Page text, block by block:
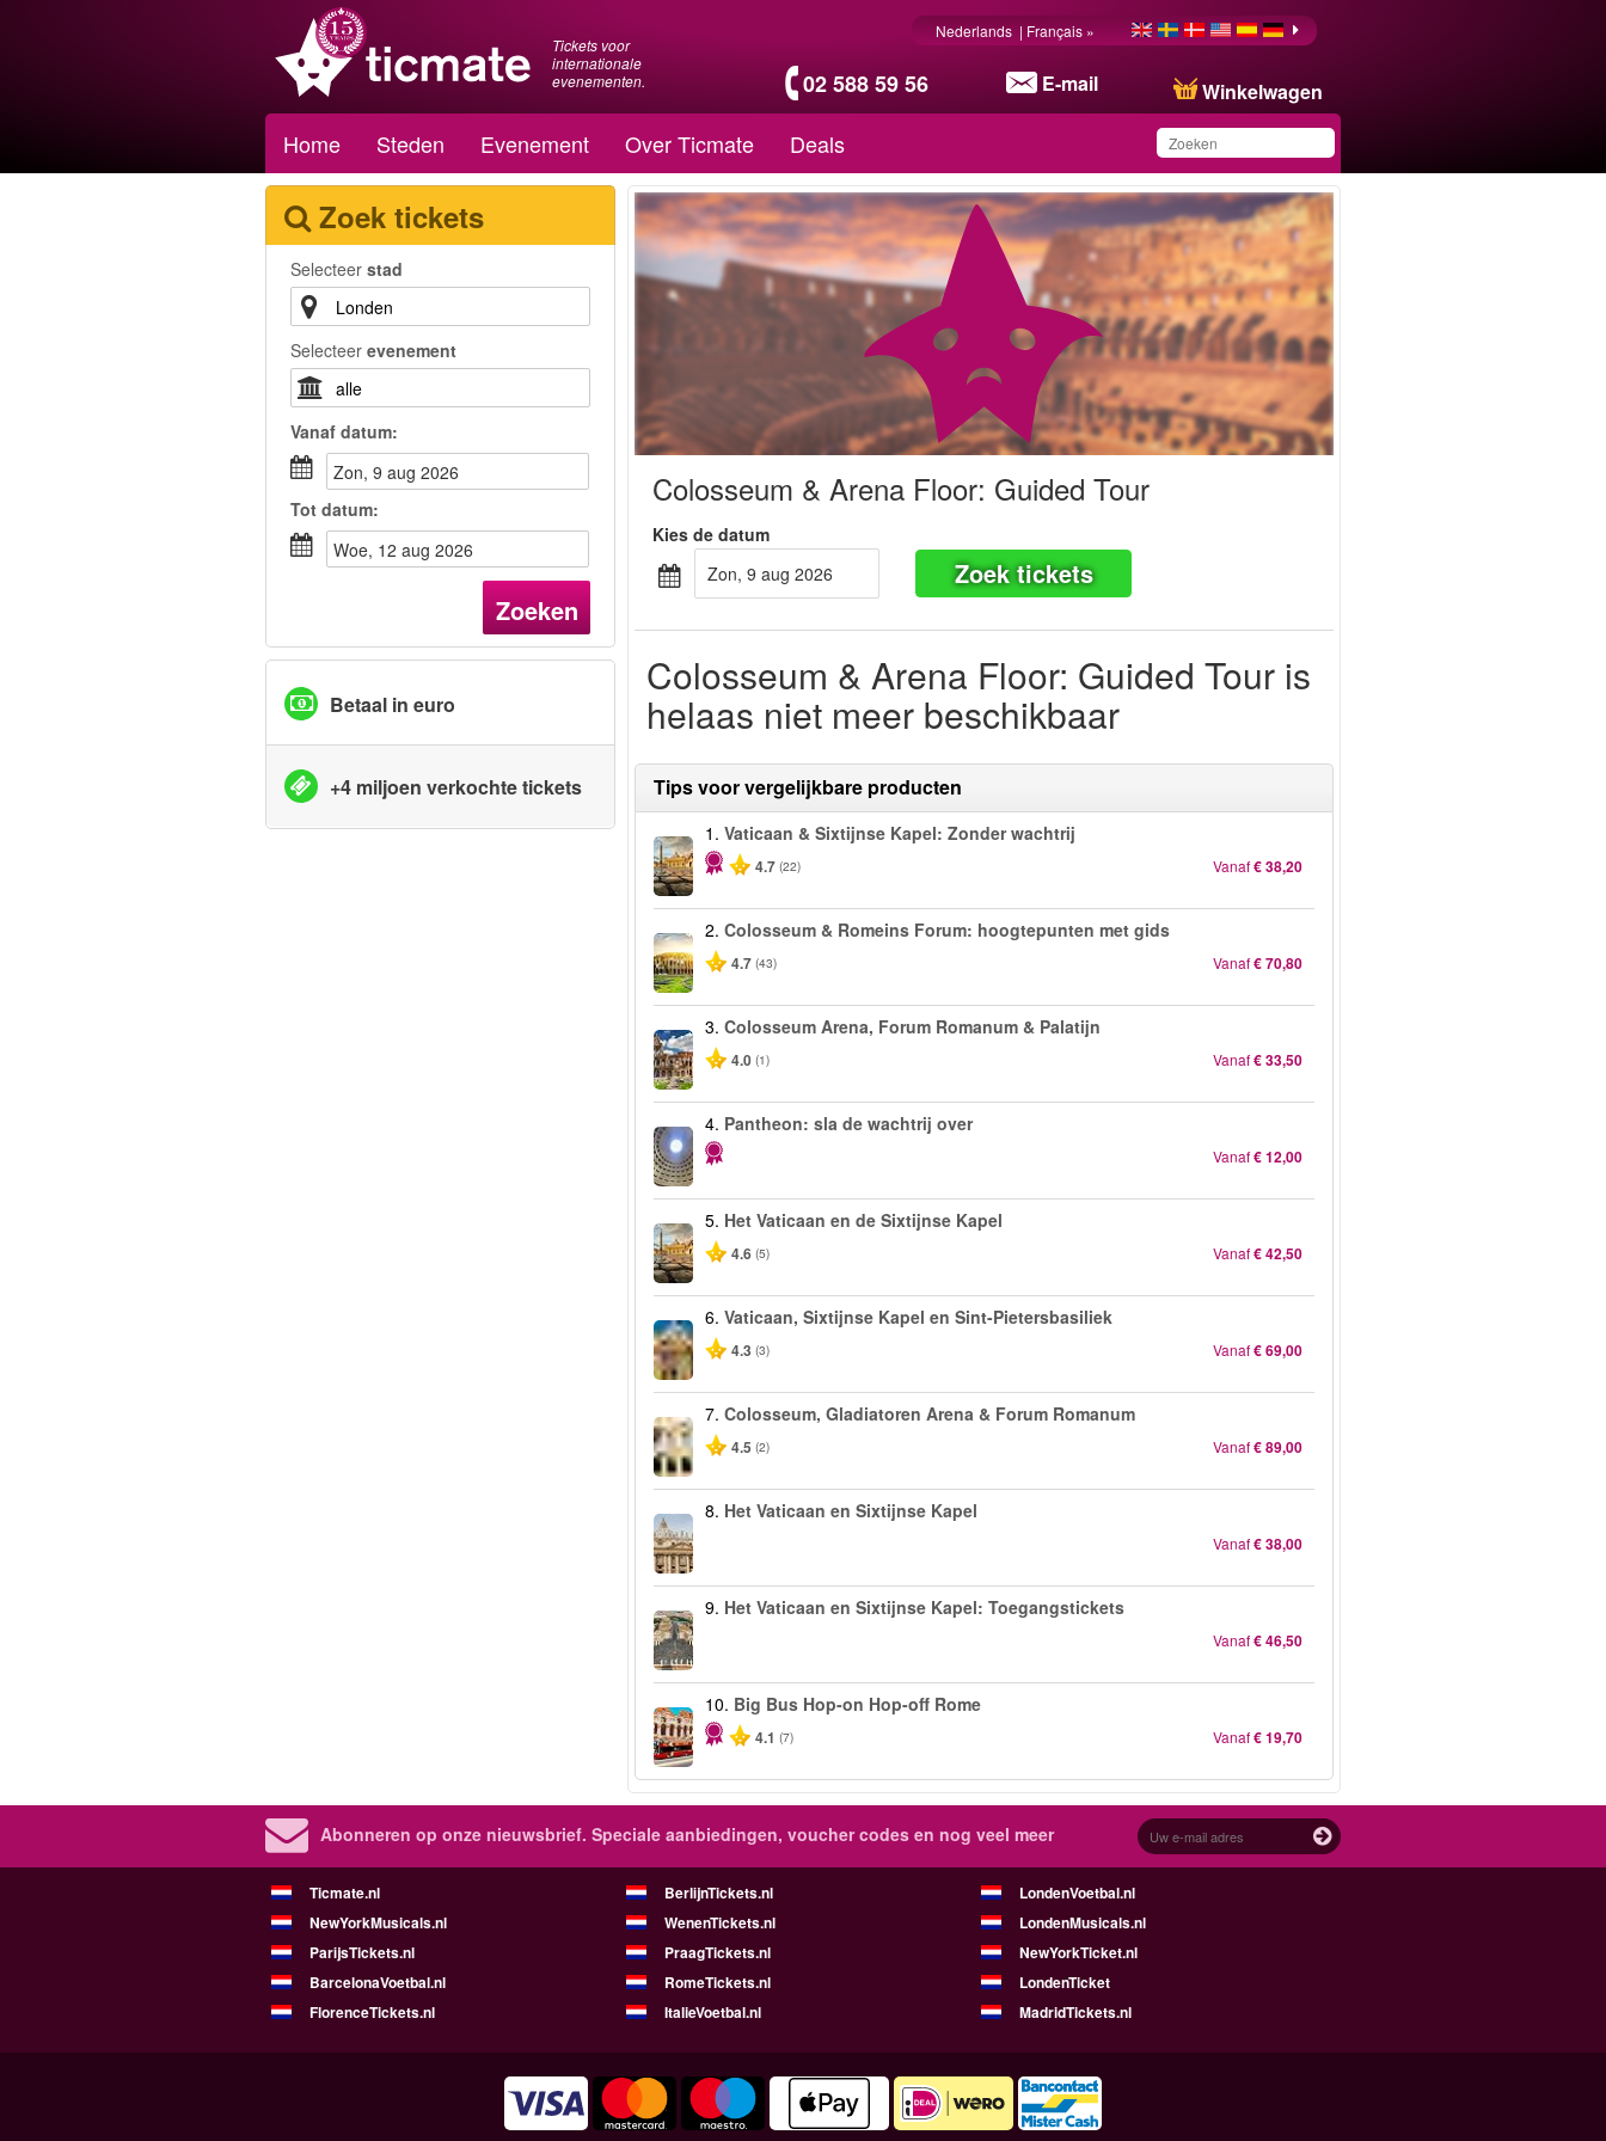
Tickets voor
internationale
evenementen.
02 588 59 56 E-mail Winkelwagen
Nederlands | Français »
Home Steden Evenement Over Ticmate Deals
Dit product is
toegevoegd aan uw
wensenlijst.
Zoek tickets
Selecteer stad
Selecteer evenement
Vanaf datum:
zon, 9 aug 2026
Tot datum:
woe, 12 aug 2026
Zoeken
Betaal in euro
+4 miljoen verkochte tickets
Colosseum & Arena Floor: Guided Tour
Kies de datum
zon, 9 aug 2026
Zoek tickets
Colosseum & Arena Floor: Guided Tour is
helaas niet meer beschikbaar
Tips voor vergelijkbare producten
1.Vaticaan & Sixtijnse Kapel: Zonder wachtrij
4.7 (22) Vanaf€ 38,20
2.Colosseum & Romeins Forum: hoogtepunten met gids
4.7 (43) Vanaf€ 70,80
3.Colosseum Arena, Forum Romanum & Palatijn
4.0 (1) Vanaf€ 33,50
4. Pantheon: sla de wachtrij over
Vanaf€ 12,00
5. Het Vaticaan en de Sixtijnse Kapel
4.6 (5) Vanaf€ 42,50
6.Vaticaan, Sixtijnse Kapel en Sint-Pietersbasiliek
4.3 (3) Vanaf€ 69,00
7.Colosseum, Gladiatoren Arena & Forum Romanum
4.5 (2) Vanaf€ 89,00
8. Het Vaticaan en Sixtijnse Kapel
Vanaf€ 38,00
9. Het Vaticaan en Sixtijnse Kapel: Toegangstickets
Vanaf€ 46,50
10. Big Bus Hop-on Hop-off Rome
4.1 (7) Vanaf€ 19,70
Abonneren op onze nieuwsbrief. Speciale aanbiedingen, voucher codes en nog veel meer
Ticmate.nl BerlijnTickets.nl
LondenVoetbal.nl
NewYorkMusicals.nl
WenenTickets.nl
LondenMusicals.nl
ParijsTickets.nl
PraagTickets.nl
NewYorkTicket.nl
BarcelonaVoetbal.nl
RomeTickets.nl
LondenTicket
FlorenceTickets.nl
ItalieVoetbal.nl MadridTickets.nl